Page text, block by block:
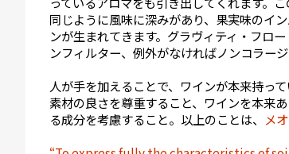
同じように風味に深みがあり、果実味のイ
ンが生まれてきます。グラヴィティ・フロ
ンフィルター、例外がなければノンコラージ
人が手を加えることで、ワインが本来持っ
素材の良さを尊重すること、ワインを本来
る成分を考慮すること。以上のことは、
メ